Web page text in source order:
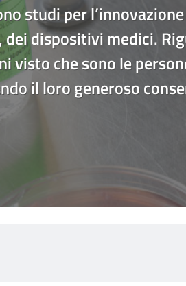
studi per
dei dispositivi medici.
visto che sono le
il loro generoso